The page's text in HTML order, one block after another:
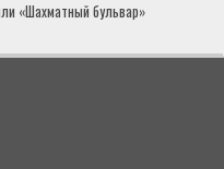
«Шахматный бульвар»